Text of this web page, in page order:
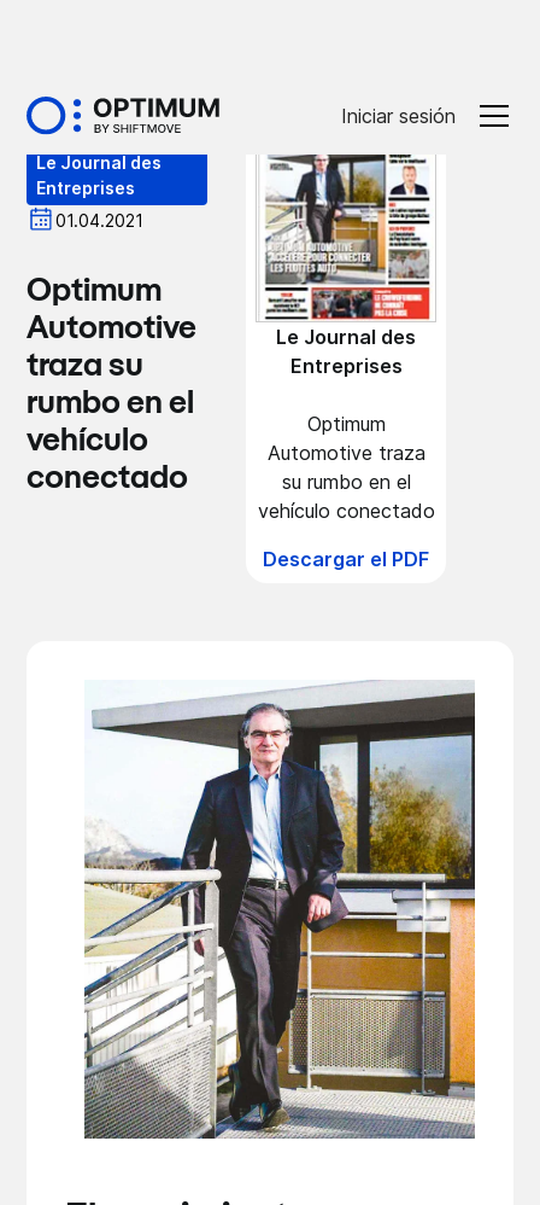
Iniciar sesión
Le Journal des
Entreprises
01.04.2021
Optimum
Automotive
traza su
rumbo en el
vehículo
conectado
Le Journal des
Entreprises
Optimum
Automotive traza
su rumbo en el
vehículo conectado
Descargar el PDF